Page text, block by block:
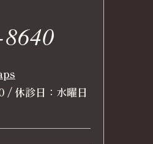
/ 休診日：水曜日